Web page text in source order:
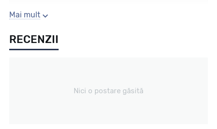
Sezon
Vara
Mai mult
RECENZII
Nici o postare găsită